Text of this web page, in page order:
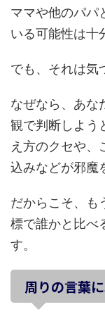
ママや他のパパ
いる可能性は十
でも、それは気
なぜなら、あな
観で判断しよう
え方のクセや、
込みなどが邪魔
だからこそ、も
標で誰かと比べ
す。
周りの言葉